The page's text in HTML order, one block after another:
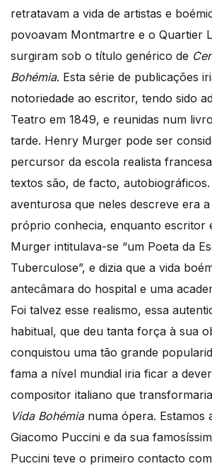
retratavam a vida de artistas e
povoavam Montmartre e o Quartier
surgiram sob o título genérico de
Bohémia. Esta série de publicações
notoriedade ao escritor, tendo sido
Teatro em 1849, e reunidas num
tarde. Henry Murger pode ser
percursor da escola realista
textos são, de facto,
aventurosa que neles descreve era
próprio conhecia, enquanto escritor
Murger intitulava-se “um Poeta da
Tuberculose”, e dizia que a vida
antecâmara do hospital e uma
Foi talvez esse realismo, essa
habitual, que deu tanta força à sua
conquistou uma tão grande
fama a nível mundial iria ficar a
compositor italiano que
Vida Bohémianuma ópera. Estamos
Giacomo Puccini e da sua
Puccini teve o primeiro contacto